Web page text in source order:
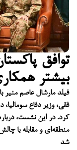
توافق
بیشتر
فیلد مارشال عاصم منیر
فقی، وزیر دفاع
کرد. در این نشست،
منطقه‌ای و مقابله با
شد